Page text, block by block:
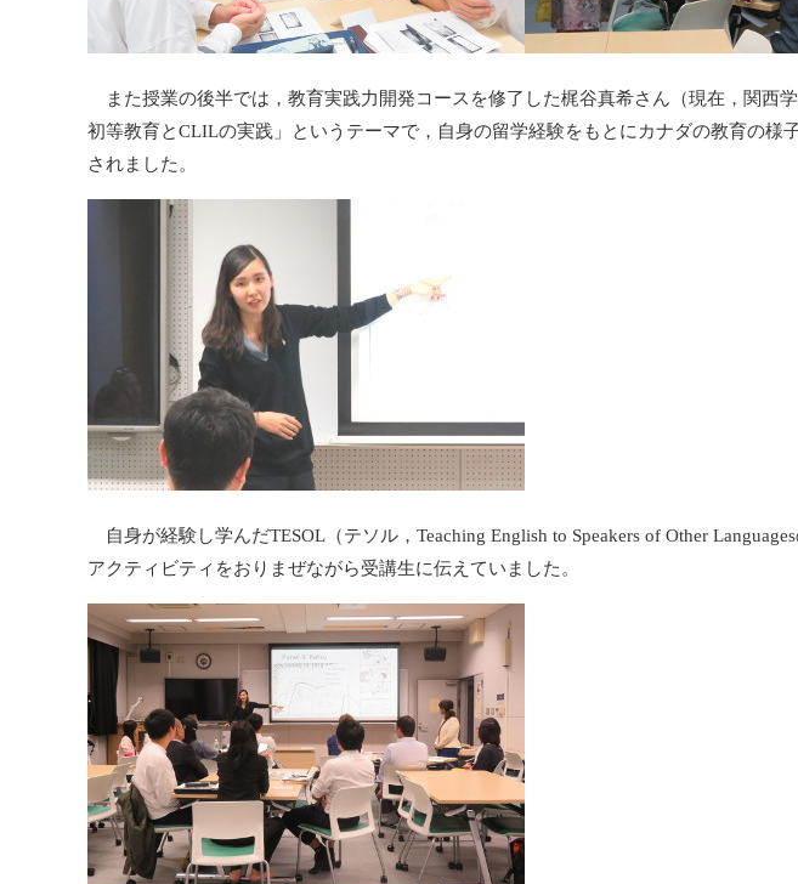
また授業の後半では，教育実践力開発コースを修了した梶谷真希さん（現在，関西
初等教育とCLILの実践」というテーマで，自身の留学経験をもとにカナダの教育の様
されました。
自身が経験し学んだTESOL（テソル，Teaching English to Speakers of Other
アクティビティをおりまぜながら受講生に伝えていました。